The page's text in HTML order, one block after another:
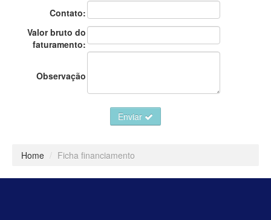
Contato:
Valor bruto do
faturamento:
Observação
Enviar
Home / Ficha financiamento